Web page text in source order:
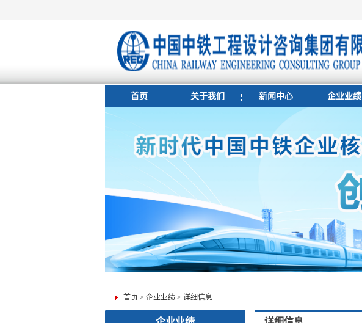
首页 关于我们 新闻中心 企业业绩
首页 > 企业业绩 > 详细信息